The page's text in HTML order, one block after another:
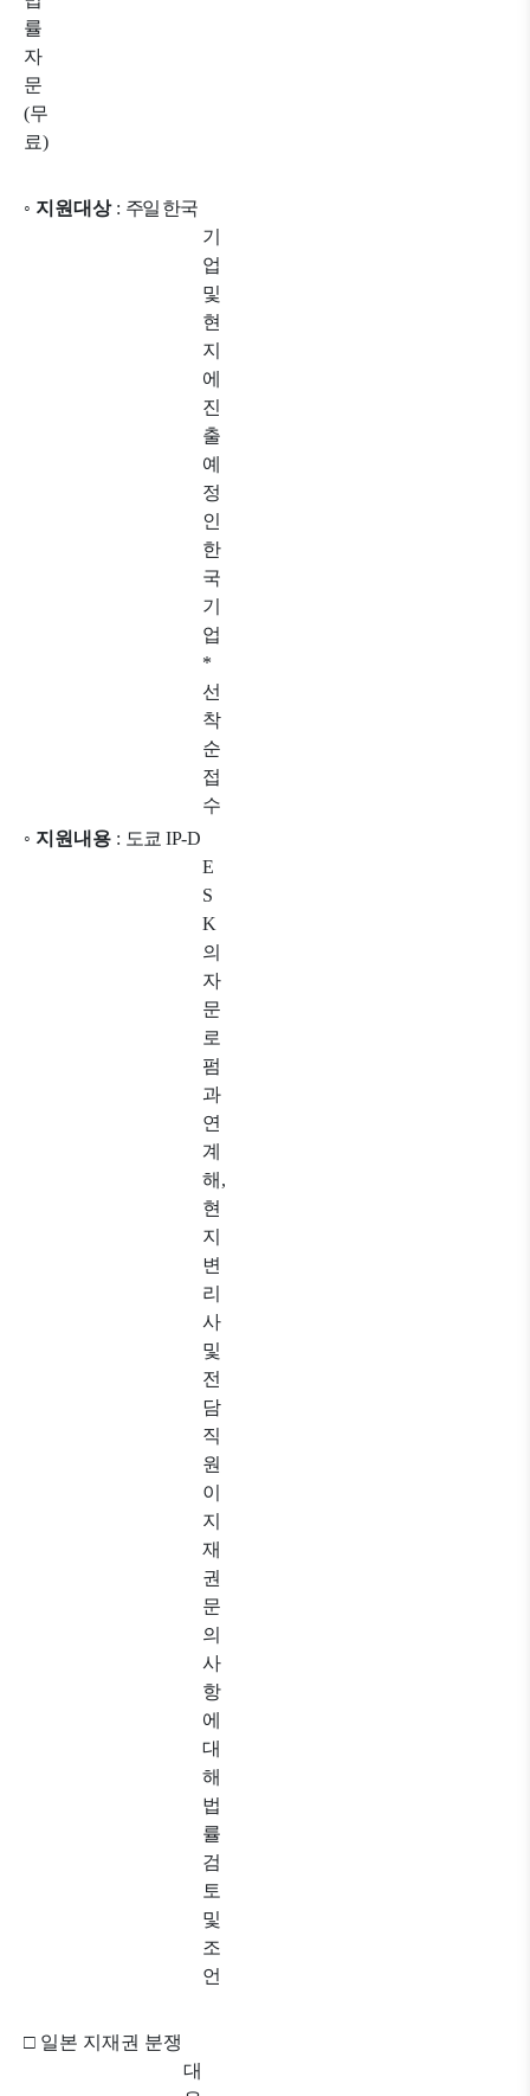
률
자
문
(무
료)
◦ 지원대상 : 주일 한국
기
업
및
현
지
에
진
출
예
정
인
한
국
기
업
*
선
착
순
접
수
◦ 지원내용 : 도쿄IP-D
E
S
K
의
자
문
로
펌
과
연
계
해 ,
현
지
변
리
사
및
전
담
직
원
이
지
재
권
문
의
사
항
에
대
해
법
률
검
토
및
조
언
□ 일본 지재권 분쟁
대